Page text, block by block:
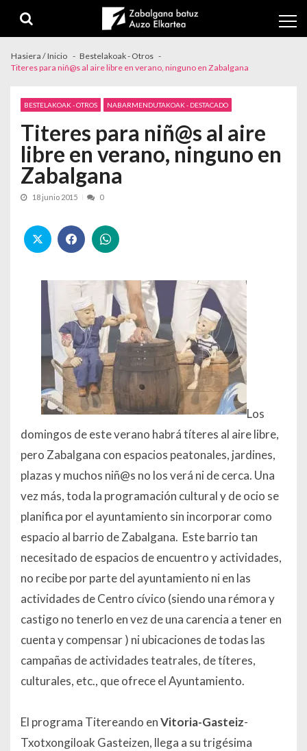
Hasiera / Inicio
Bestelakoak - Otros
Titeres para niñ@s al aire libre en verano, ninguno en Zabalgana
BESTELAKOAK - OTROS NABARMENDUTAKOAK - DESTACADO
Titeres para niñ@s al aire
libre en verano, ninguno en
Zabalgana
18 junio 2015 0
Los
domingos de este verano habrá títeres al aire libre,
pero Zabalgana con espacios peatonales, jardines,
plazas y muchos niñ@s no los verá ni de cerca. Una
vez más, toda la programación cultural y de ocio se
planifica por el ayuntamiento sin incorporar como
espacio al barrio de Zabalgana. Este barrio tan
necesitado de espacios de encuentro y actividades,
no recibe por parte del ayuntamiento ni en las
actividades de Centro cívico (siendo una rémora y
castigo no tenerlo en vez de una carencia a tener en
cuenta y compensar ) ni ubicaciones de todas las
campañas de actividades teatrales, de títeres,
culturales, etc., que ofrece el Ayuntamiento.
El programa Titereando enVitoria-Gasteiz-
Txotxongiloak Gasteizen, llega a su trigésima